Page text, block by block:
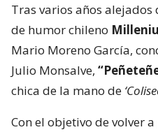
Tras varios años alejados
de humor chileno
Mario Moreno García,
Julio Monsalve,
chica de la mano de
Con el objetivo de volver